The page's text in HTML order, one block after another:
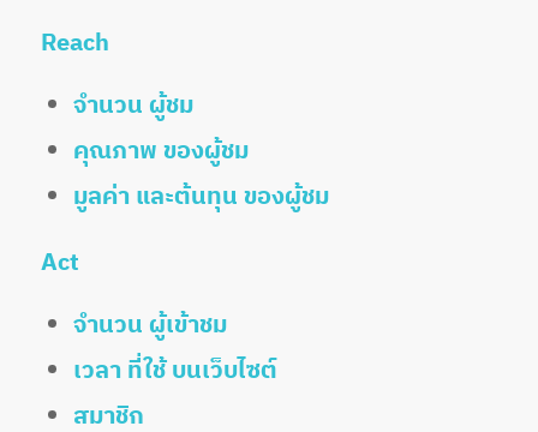
Reach
จำนวน ผู้ชม
คุณภาพ ของผู้ชม
มูลค่า และต้นทุน ของผู้ชม
Act
จำนวน ผู้เข้าชม
เวลา ที่ใช้ บนเว็บไซต์
สมาชิก